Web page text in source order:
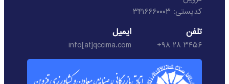
کدپستی: ۳۴۱۶۶۶۰۰۰۳
تلفن
۳۴۵۶ ۲۸ ۹۸+
ایمیل
info[at]qccima.com